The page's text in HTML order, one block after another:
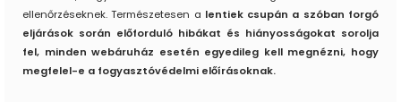
ellenőrzéseknek. Természetesen a lentiek csupán a szóban forgó
eljárások során előforduló hibákat és hiányosságokat sorolja
fel, minden webáruház esetén egyedileg kell megnézni, hogy
megfelel-e a fogyasztóvédelmi előírásoknak.